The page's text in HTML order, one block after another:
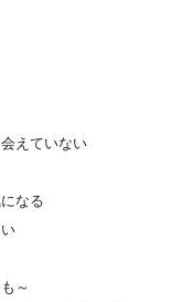
えていない
なる
～